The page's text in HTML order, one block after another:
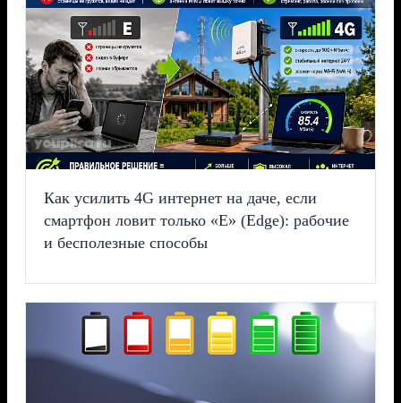
Как усилить 4G интернет на даче, если
смартфон ловит только «E» (Edge): рабочие
и бесполезные способы